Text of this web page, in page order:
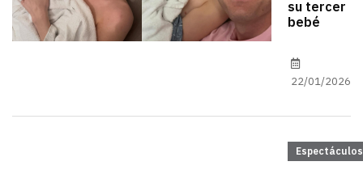
su tercer
bebé
22/01/2026
Espectáculos